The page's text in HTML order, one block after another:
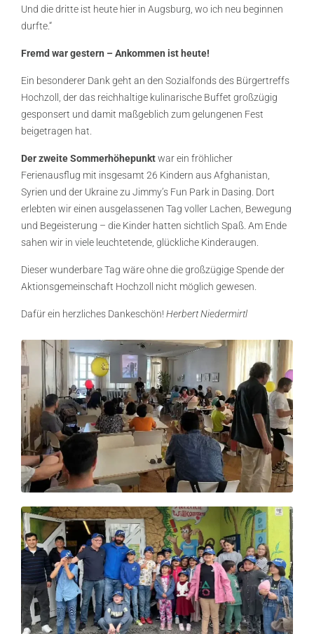
Und die dritte ist heute hier in Augsburg, wo ich neu beginnen
durfte.“
Fremd war gestern – Ankommen ist heute!
Ein besonderer Dank geht an den Sozialfonds des Bürgertreffs
Hochzoll, der das reichhaltige kulinarische Buffet großzügig
gesponsert und damit maßgeblich zum gelungenen Fest
beigetragen hat.
Der zweite Sommerhöhepunktwar ein fröhlicher
Ferienausflug mit insgesamt 26 Kindern aus Afghanistan,
Syrien und der Ukraine zu Jimmy’s Fun Park in Dasing. Dort
erlebten wir einen ausgelassenen Tag voller Lachen, Bewegung
und Begeisterung – die Kinder hatten sichtlich Spaß. Am Ende
sahen wir in viele leuchtetende, glückliche Kinderaugen.
Dieser wunderbare Tag wäre ohne die großzügige Spende der
Aktionsgemeinschaft Hochzoll nicht möglich gewesen.
Dafür ein herzliches Dankeschön! Herbert Niedermirtl